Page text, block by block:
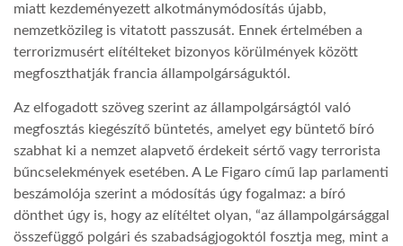
miatt kezdeményezett alkotmánymódosítás újabb,
nemzetközileg is vitatott passzusát. Ennek értelmében a
terrorizmusért elítélteket bizonyos körülmények között
megfoszthatják francia állampolgárságuktól.
Az elfogadott szöveg szerint az állampolgárságtól való
megfosztás kiegészítő büntetés, amelyet egy büntető bíró
szabhat ki a nemzet alapvető érdekeit sértő vagy terrorista
bűncselekmények esetében. A Le Figaro című lap parlamenti
beszámolója szerint a módosítás úgy fogalmaz: a bíró
dönthet úgy is, hogy az elítéltet olyan, “az állampolgársággal
összefüggő polgári és szabadságjogoktól fosztja meg, mint a